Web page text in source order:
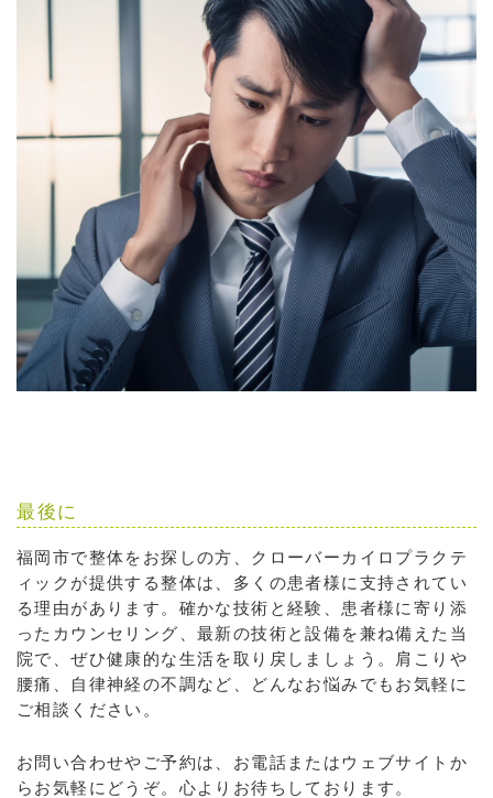
最後に
福岡市で整体をお探しの方、クローバーカイロプラクテ
ィックが提供する整体は、多くの患者様に支持されてい
る理由があります。確かな技術と経験、患者様に寄り添
ったカウンセリング、最新の技術と設備を兼ね備えた当
院で、ぜひ健康的な生活を取り戻しましょう。肩こりや
腰痛、自律神経の不調など、どんなお悩みでもお気軽に
ご相談ください。
お問い合わせやご予約は、お電話またはウェブサイトか
らお気軽にどうぞ。心よりお待ちしております。